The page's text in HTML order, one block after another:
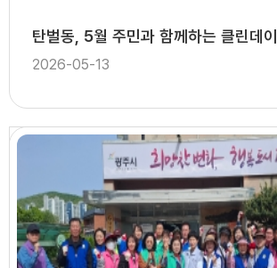
탄벌동, 5월 주민과 함께하는 클린데이
2026-05-13